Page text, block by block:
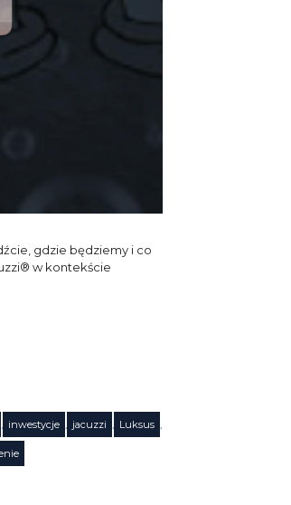
gdzie będziemy i co
w kontekście
, inwestycje , jacuzzi , Luksus ,